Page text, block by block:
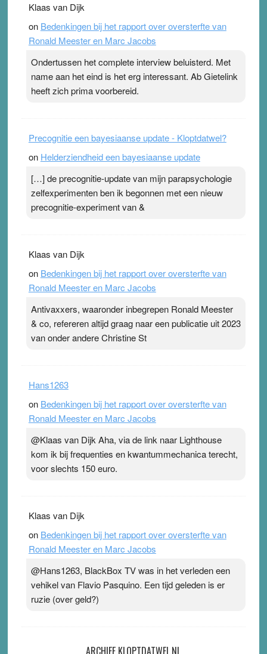
topsporters. Ze hopen ermee hun hartslag te verlagen
terwijl ze meer zuurstof opnemen. Daarop heeft zo’n
pleister geen effect. Maar het gevoel ‘makkelijker te
Pleisterplakkers in de topspsort ›[...]
Klaas van Dijk
on Bedenkingen bij het rapport over oversterfte van
Ronald Meester en Marc Jacobs
Ondertussen het complete interview beluisterd. Met
name aan het eind is het erg interessant. Ab Gietelink
heeft zich prima voorbereid.
Precognitie een bayesiaanse update - Kloptdatwel?
on Helderziendheid een bayesiaanse update
[…] de precognitie-update van mijn parapsychologie
zelfexperimenten ben ik begonnen met een nieuw
precognitie-experiment van &
Klaas van Dijk
on Bedenkingen bij het rapport over oversterfte van
Ronald Meester en Marc Jacobs
Antivaxxers, waaronder inbegrepen Ronald Meester
& co, refereren altijd graag naar een publicatie uit 2023
van onder andere Christine St
Hans1263
on Bedenkingen bij het rapport over oversterfte van
Ronald Meester en Marc Jacobs
@Klaas van Dijk Aha, via de link naar Lighthouse
kom ik bij frequenties en kwantummechanica terecht,
voor slechts 150 euro.
Klaas van Dijk
on Bedenkingen bij het rapport over oversterfte van
Ronald Meester en Marc Jacobs
@Hans1263, BlackBox TV was in het verleden een
vehikel van Flavio Pasquino. Een tijd geleden is er
ruzie (over geld?)
ARCHIEF KLOPTDATWEL.NL